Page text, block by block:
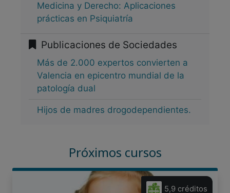
Medicina y Derecho: Aplicaciones
prácticas en Psiquiatría
Publicaciones de Sociedades
Más de 2.000 expertos convierten a
Valencia en epicentro mundial de la
patología dual
Hijos de madres drogodependientes.
Próximos cursos
5,9 créditos